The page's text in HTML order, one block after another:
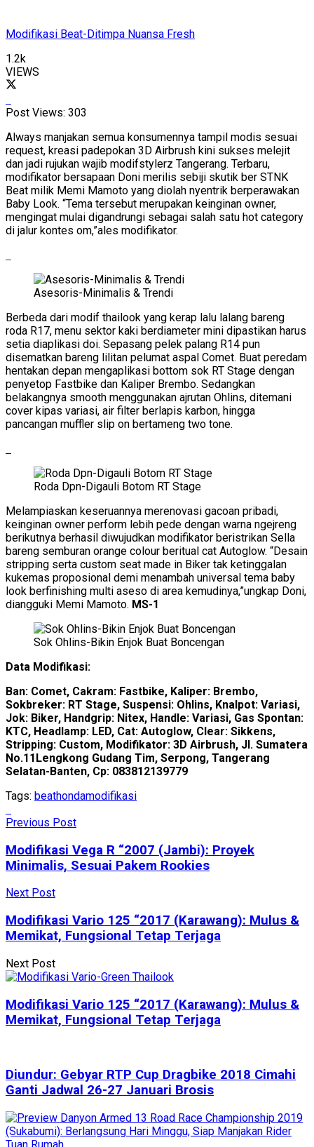
Modifikasi Beat-Ditimpa Nuansa Fresh
1.2k
VIEWS
Post Views: 303
Always manjakan semua konsumennya tampil modis sesuai
request, kreasi padepokan 3D Airbrush kini sukses melejit
dan jadi rujukan wajib modifstylerz Tangerang. Terbaru,
modifikator bersapaan Doni merilis sebiji skutik ber STNK
Beat milik Memi Mamoto yang diolah nyentrik berperawakan
Baby Look. “Tema tersebut merupakan keinginan owner,
mengingat mulai digandrungi sebagai salah satu hot category
di jalur kontes om,”ales modifikator.
Asesoris-Minimalis & Trendi
Berbeda dari modif thailook yang kerap lalu lalang bareng
roda R17, menu sektor kaki berdiameter mini dipastikan harus
setia diaplikasi doi. Sepasang pelek palang R14 pun
disematkan bareng lilitan pelumat aspal Comet. Buat peredam
hentakan depan mengaplikasi bottom sok RT Stage dengan
penyetop Fastbike dan Kaliper Brembo. Sedangkan
belakangnya smooth menggunakan ajrutan Ohlins, ditemani
cover kipas variasi, air filter berlapis karbon, hingga
pancangan muffler slip on bertameng two tone.
Roda Dpn-Digauli Botom RT Stage
Melampiaskan keseruannya merenovasi gacoan pribadi,
keinginan owner perform lebih pede dengan warna ngejreng
berikutnya berhasil diwujudkan modifikator beristrikan Sella
bareng semburan orange colour beritual cat Autoglow. “Desain
stripping serta custom seat made in Biker tak ketinggalan
kukemas proposional demi menambah universal tema baby
look berfinishing multi aseso di area kemudinya,”ungkap Doni,
diangguki Memi Mamoto. MS-1
Sok Ohlins-Bikin Enjok Buat Boncengan
Data Modifikasi:
Ban: Comet, Cakram: Fastbike, Kaliper: Brembo,
Sokbreker: RT Stage, Suspensi: Ohlins, Knalpot: Variasi,
Jok: Biker, Handgrip: Nitex, Handle: Variasi, Gas Spontan:
KTC, Headlamp: LED, Cat: Autoglow, Clear: Sikkens,
Stripping: Custom, Modifikator: 3D Airbrush, Jl. Sumatera
No.11Lengkong Gudang Tim, Serpong, Tangerang
Selatan-Banten, Cp: 083812139779
Tags: beathondamodifikasi
Previous Post
Modifikasi Vega R “2007 (Jambi): Proyek
Minimalis, Sesuai Pakem Rookies
Next Post
Modifikasi Vario 125 “2017 (Karawang): Mulus &
Memikat, Fungsional Tetap Terjaga
Next Post
Modifikasi Vario 125 “2017 (Karawang): Mulus &
Memikat, Fungsional Tetap Terjaga
Diundur: Gebyar RTP Cup Dragbike 2018 Cimahi
Ganti Jadwal 26-27 Januari Brosis